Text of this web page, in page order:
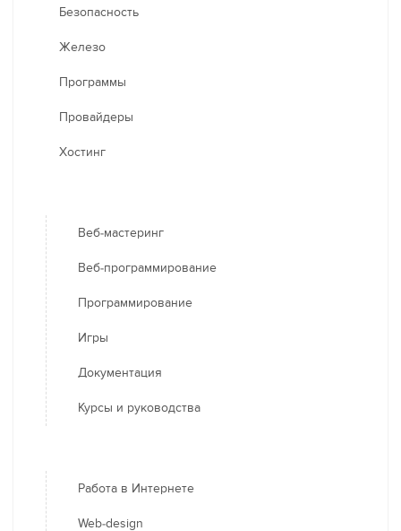
Безопасность
Железо
Программы
Провайдеры
Хостинг
Веб-мастеринг
Веб-программирование
Программирование
Игры
Документация
Курсы и руководства
Работа в Интернете
Web-design